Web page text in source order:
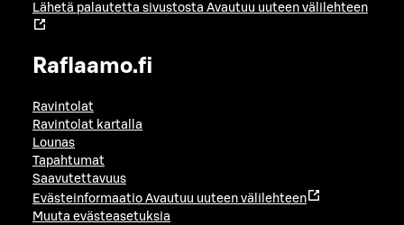
Lähetä palautetta sivustosta Avautuu uuteen välilehteen
Raflaamo.fi
Ravintolat
Ravintolat kartalla
Lounas
Tapahtumat
Saavutettavuus
Evästeinformaatio Avautuu uuteen välilehteen
Muuta evästeasetuksia